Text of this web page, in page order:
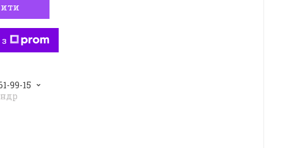
99-15